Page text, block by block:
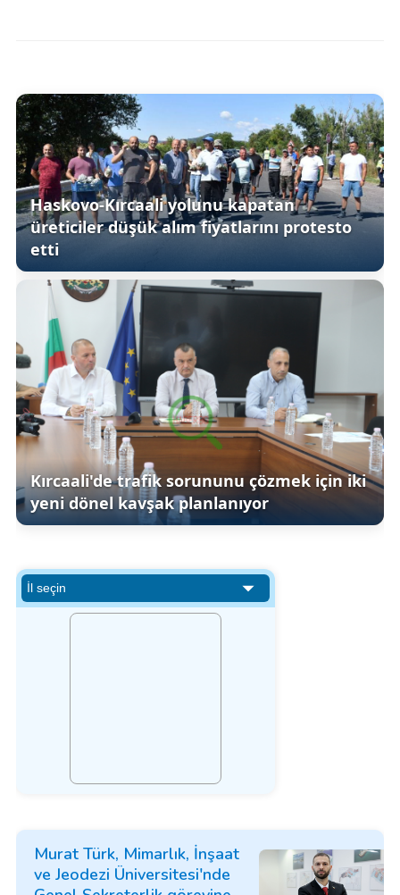
Haskovo-Kırcaali yolunu kapatan
üreticiler düşük alım fiyatlarını protesto
etti
Kırcaali'de trafik sorununu çözmek için iki
yeni dönel kavşak planlanıyor
Murat Türk, Mimarlık, İnşaat
ve Jeodezi Üniversitesi'nde